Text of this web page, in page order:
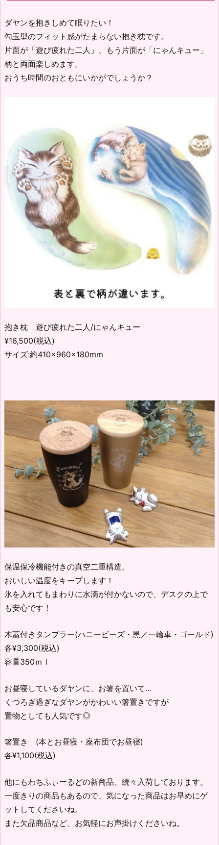
ダヤンを抱きしめて眠りたい！
勾玉型のフィット感がたまらない抱き枕です。
片面が「遊び疲れた二人」、もう片面が「にゃんキュー」
柄と両面楽しめます。
おうち時間のおともにいかがでしょうか？
抱き枕 遊び疲れた二人/にゃんキュー
¥16,500(税込)
サイズ:約410×960×180mm
保温保冷機能付きの真空二重構造。
おいしい温度をキープします！
氷を入れてもまわりに水滴が付かないので、デスクの上で
も安心です！
木蓋付きタンブラー(ハニービーズ・黒／一輪車・ゴールド)
各¥3,300(税込)
容量350ｍｌ
お昼寝しているダヤンに、お箸を置いて…
くつろぎ過ぎなダヤンがかわいい箸置きですが
置物としても人気です◎
箸置き (本とお昼寝・座布団でお昼寝)
各¥1,100(税込)
他にもわちふぃーるどの新商品、続々入荷しております。
一度きりの商品もあるので、気になった商品はお早めにゲ
ットしてくださいね。
また欠品商品など、お気軽にお声掛けくださいね。